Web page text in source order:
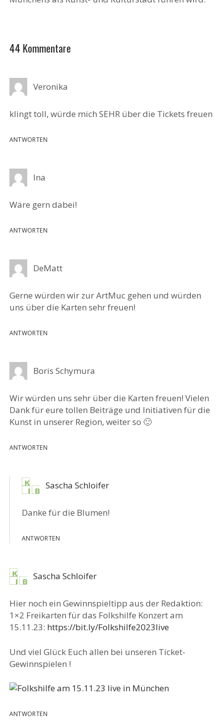
44 Kommentare
Veronika
klingt toll, würde mich SEHR über die Tickets freuen
ANTWORTEN
Ina
Wäre gern dabei!
ANTWORTEN
DeMatt
Gerne würden wir zur ArtMuc gehen und würden
uns über die Karten sehr freuen!
ANTWORTEN
Boris Schymura
Wir würden uns sehr über die Karten freuen! Vielen
Dank für eure tollen Beiträge und Initiativen für die
Kunst in unserer Region, weiter so 🙂
ANTWORTEN
Sascha Schloifer
Danke für die Blumen!
ANTWORTEN
Sascha Schloifer
Hier noch ein Gewinnspieltipp aus der Redaktion:
1×2 Freikarten für das Folkshilfe Konzert am
15.11.23: https://bit.ly/Folkshilfe2023live
Und viel Glück Euch allen bei unseren Ticket-
Gewinnspielen !
ANTWORTEN